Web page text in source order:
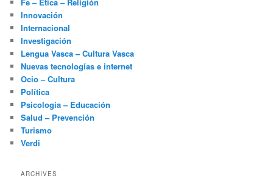
Innovación
Internacional
Investigación
Lengua Vasca – Cultura Vasca
Nuevas tecnologías e internet
Ocio – Cultura
Política
Psicología – Educación
Salud – Prevención
Turismo
Verdi
ARCHIVES